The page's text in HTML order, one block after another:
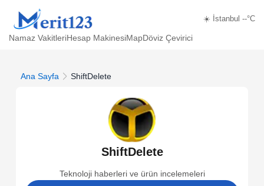
☀️ İstanbul --°C
Namaz VakitleriHesap MakinesiMapDöviz Çevirici
Ana Sayfa ShiftDelete
ShiftDelete
Teknoloji haberleri ve ürün incelemeleri